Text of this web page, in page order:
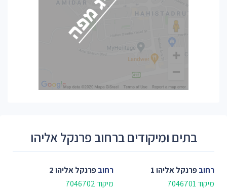
בתים ומיקודים ברחוב פרנקל אליהו
רחובפרנקל אליהו 1
מיקוד 7046701
רחובפרנקל אליהו 2
מיקוד 7046702